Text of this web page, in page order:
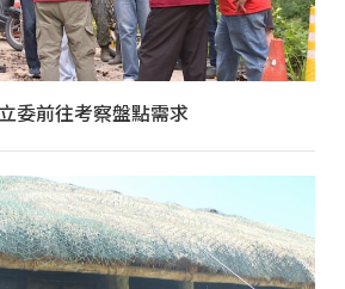
委前往考察盤點需求